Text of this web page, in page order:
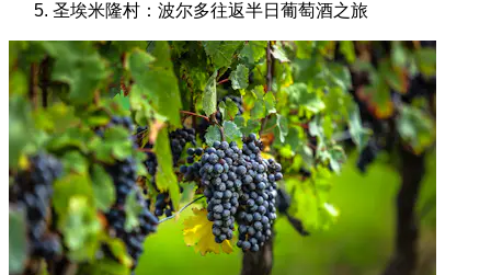
圣埃米隆村：波尔多往返半日葡萄酒之旅